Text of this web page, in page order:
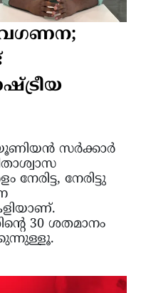
സർക്കാർ
നേരിട്ടു
30 ശതമാനം